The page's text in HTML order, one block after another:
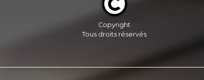
Copyright
Tous droits réservés